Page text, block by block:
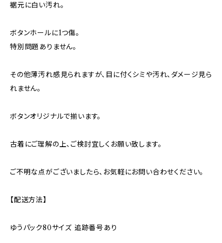
裾元に白い汚れ。
ボタンホールに1つ傷。
特別問題ありません。
その他薄汚れ感見られますが、目に付くシミや汚れ、ダメージ見ら
れません。
ボタンオリジナルで揃います。
古着にご理解の上、ご検討宜しくお願い致します。
ご不明な点がございましたら、お気軽にお問い合わせください。
【配送方法】
ゆうパック80サイズ 追跡番号あり